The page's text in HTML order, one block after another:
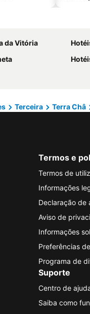
da Vitória
Terceira Terra Châ
Termos e
Termos de
Informações
Declaração de
Aviso de
Informações
Preferências
Programa de
Suporte
Centro de
Saiba como